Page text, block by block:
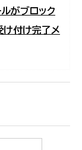
がブロック
け付け完了メ